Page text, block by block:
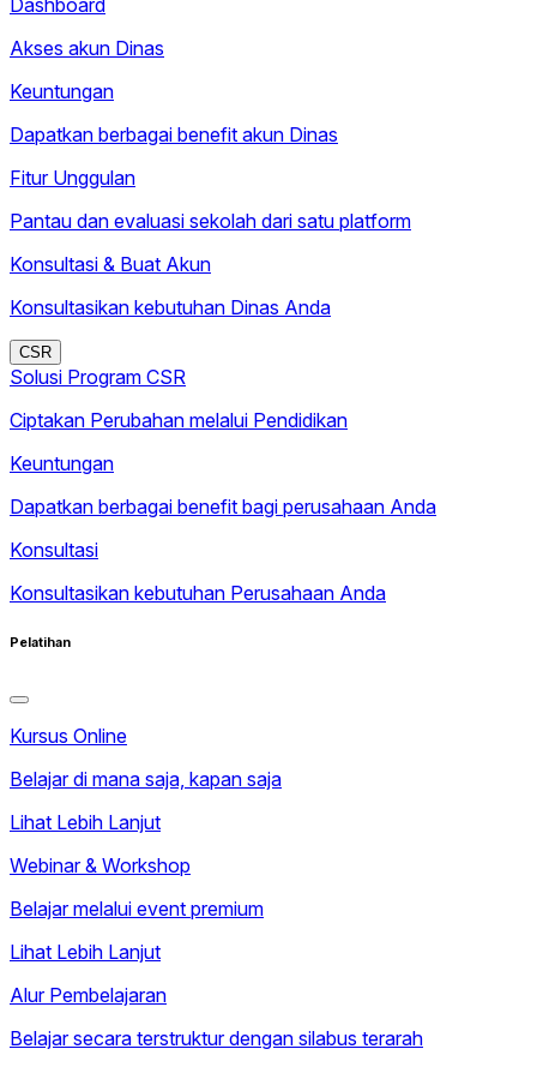
Dashboard
Akses akun Dinas
Keuntungan
Dapatkan berbagai benefit akun Dinas
Fitur Unggulan
Pantau dan evaluasi sekolah dari satu platform
Konsultasi & Buat Akun
Konsultasikan kebutuhan Dinas Anda
CSR
Solusi Program CSR
Ciptakan Perubahan melalui Pendidikan
Keuntungan
Dapatkan berbagai benefit bagi perusahaan Anda
Konsultasi
Konsultasikan kebutuhan Perusahaan Anda
Pelatihan
Kursus Online
Belajar di mana saja, kapan saja
Lihat Lebih Lanjut
Webinar & Workshop
Belajar melalui event premium
Lihat Lebih Lanjut
Alur Pembelajaran
Belajar secara terstruktur dengan silabus terarah